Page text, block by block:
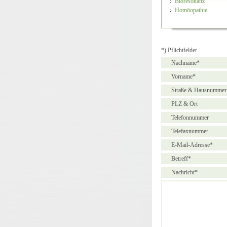
Homöopathie
*) Pflichtfelder
Nachname*
Vorname*
Straße & Hausnummer
PLZ & Ort
Telefonnummer
Telefaxnummer
E-Mail-Adresse*
Betreff*
Nachricht*